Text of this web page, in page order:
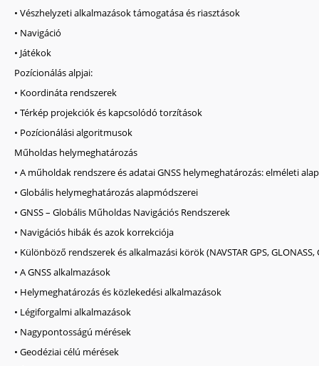
• Vészhelyzeti alkalmazások támogatása és riasztások
• Navigáció
• Játékok
Pozícionálás alpjai:
• Koordináta rendszerek
• Térkép projekciók és kapcsolódó torzítások
• Pozícionálási algoritmusok
Műholdas helymeghatározás
• A műholdak rendszere és adatai GNSS helymeghatározás: elméleti
• Globális helymeghatározás alapmódszerei
• GNSS – Globális Műholdas Navigációs Rendszerek
• Navigációs hibák és azok korrekciója
• Különböző rendszerek és alkalmazási körök (NAVSTAR GPS, GLONASS,
• A GNSS alkalmazások
• Helymeghatározás és közlekedési alkalmazások
• Légiforgalmi alkalmazások
• Nagypontosságú mérések
• Geodéziai célú mérések